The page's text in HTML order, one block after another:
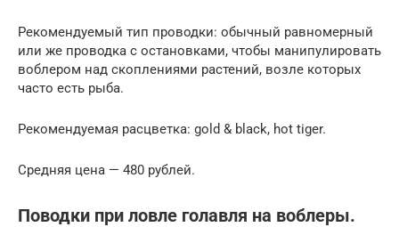
Рекомендуемый тип проводки: обычный равномерный
или же проводка с остановками, чтобы манипулировать
воблером над скоплениями растений, возле которых
часто есть рыба.
Рекомендуемая расцветка: gold & black, hot tiger.
Средняя цена — 480 рублей.
Поводки при ловле голавля на воблеры.